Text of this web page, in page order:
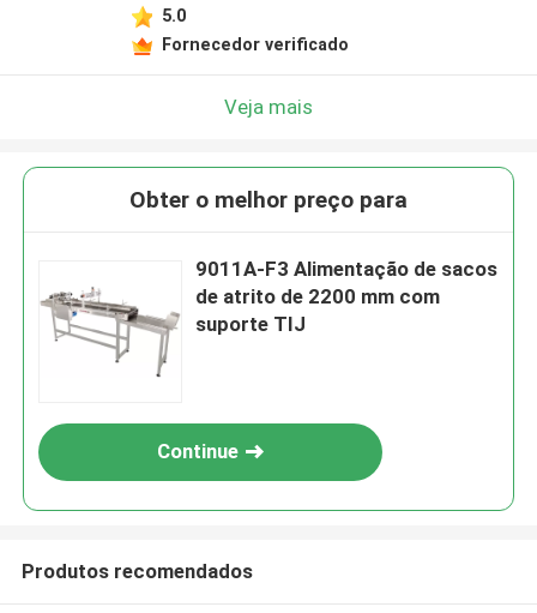
5.0
Fornecedor verificado
Veja mais
Obter o melhor preço para
9011A-F3 Alimentação de sacos
de atrito de 2200 mm com
suporte TIJ
Continue
Produtos recomendados